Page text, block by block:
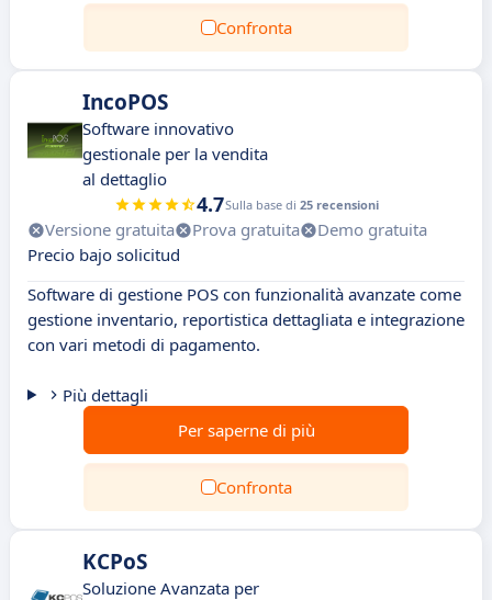
Confronta
IncoPOS
Software innovativo
gestionale per la vendita
al dettaglio
4.7Sulla base di 25 recensioni
Versione gratuita Prova gratuita
Demo gratuita
Precio bajo solicitud
Software di gestione POS con funzionalità avanzate come
gestione inventario, reportistica dettagliata e integrazione
con vari metodi di pagamento.
Più dettagli
Per saperne di più
Confronta
KCPoS
Soluzione Avanzata per